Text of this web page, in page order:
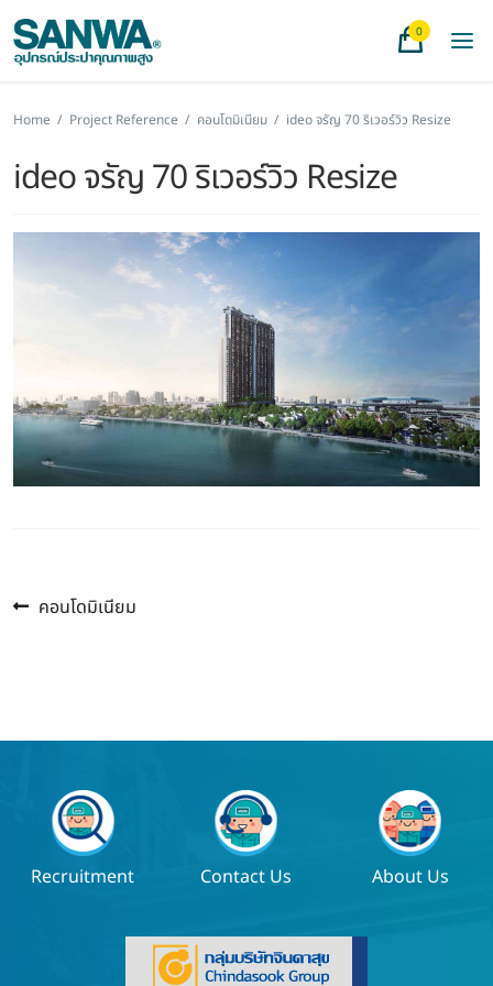
0
Home / Project Reference / คอนโดมิเนียม / ideo จรัญ 70 ริเวอร์วิว Resize
ideo จรัญ 70 ริเวอร์วิว Resize
แนะแนว
Previous
คอนโดมิเนียม
Recruitment Contact Us About Us